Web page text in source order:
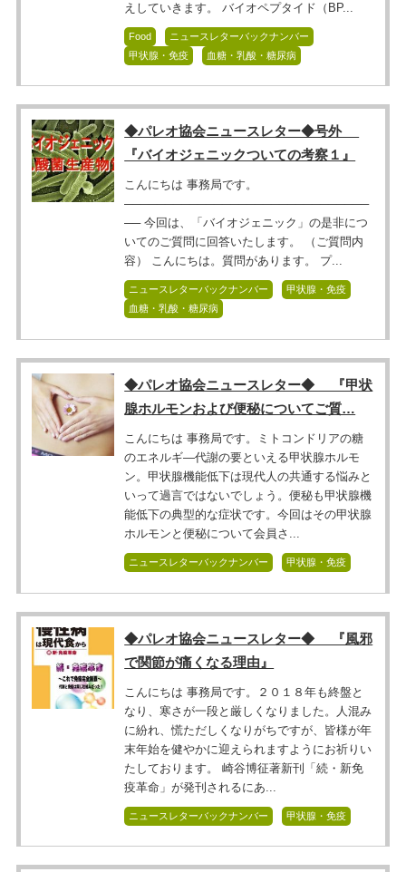
えしていきます。 バイオペプタイド（BP...
Food
ニュースレターバックナンバー
甲状腺・免疫
血糖・乳酸・糖尿病
◆パレオ協会ニュースレター◆号外
『バイオジェニックついての考察１』
こんにちは 事務局です。
──────────────────────────────
── 今回は、「バイオジェニック」の是非につ
いてのご質問に回答いたします。 （ご質問内
容） こんにちは。質問があります。 プ...
ニュースレターバックナンバー
甲状腺・免疫
血糖・乳酸・糖尿病
◆パレオ協会ニュースレター◆ 『甲状
腺ホルモンおよび便秘についてご質…
こんにちは 事務局です。ミトコンドリアの糖
のエネルギ―代謝の要といえる甲状腺ホルモ
ン。甲状腺機能低下は現代人の共通する悩みと
いって過言ではないでしょう。便秘も甲状腺機
能低下の典型的な症状です。今回はその甲状腺
ホルモンと便秘について会員さ...
ニュースレターバックナンバー 甲状腺・免疫
◆パレオ協会ニュースレター◆ 『風邪
で関節が痛くなる理由』
こんにちは 事務局です。２０１８年も終盤と
なり、寒さが一段と厳しくなりました。人混み
に紛れ、慌ただしくなりがちですが、皆様が年
末年始を健やかに迎えられますようにお祈りい
たしております。 崎谷博征著新刊「続・新免
疫革命」が発刊されるにあ...
ニュースレターバックナンバー 甲状腺・免疫